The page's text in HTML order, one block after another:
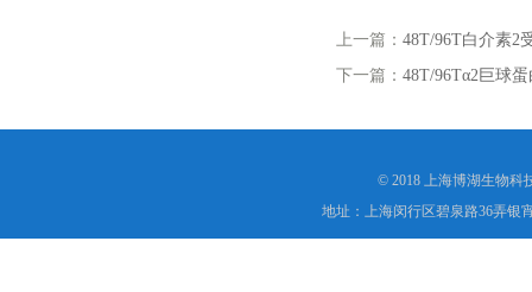
上一篇： 48T/96T白介素2
下一篇： 48T/96Tα2巨球
© 2018 上海博湖生物科
地址：上海闵行区碧泉路36弄银